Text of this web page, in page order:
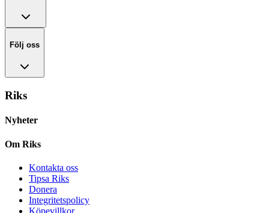
Följ oss
Riks
Nyheter
Om Riks
Kontakta oss
Tipsa Riks
Donera
Integritetspolicy
Köpevillkor